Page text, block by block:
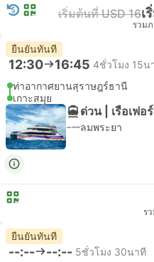
เริ่มต้นที่ USD 16เ
รวม
ยืนยันทันที
12:30 16:45 4ชั่วโมง 15น
ท่าอากาศยานสุราษฎร์ธานี
เกาะสมุย
ด่วน | เรือเฟอ
ลมพระยา
ร
ยืนยันทันที
--:-- --:-- 5ชั่วโมง 30นาที